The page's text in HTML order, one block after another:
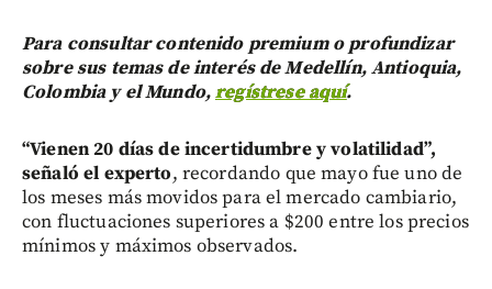
Para consultar contenido premium o profundizar
sobre sus temas de interés de Medellín, Antioquia,
Colombia y el Mundo,regístrese aquí.
“Vienen 20 días de incertidumbre y volatilidad”,
señaló el experto, recordando que mayo fue uno de
los meses más movidos para el mercado cambiario,
con fluctuaciones superiores a $200 entre los precios
mínimos y máximos observados.